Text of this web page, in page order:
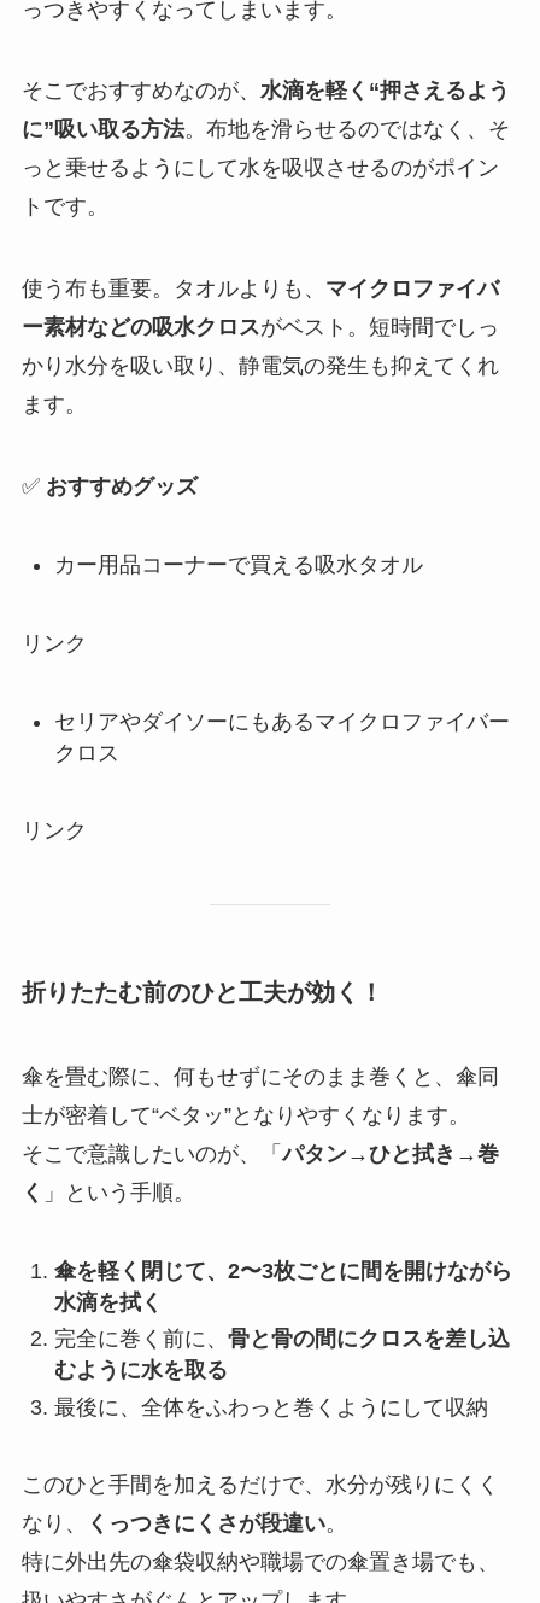
っつきやすくなってしまいます。
そこでおすすめなのが、 水滴を軽く“押さえるよう
に”吸い取る方法。布地を滑らせるのではなく、そ
っと乗せるようにして水を吸収させるのがポイン
トです。
使う布も重要。タオルよりも、 マイクロファイバ
ー素材などの吸水クロスがベスト。短時間でしっ
かり水分を吸い取り、静電気の発生も抑えてくれ
ます。
✅ おすすめグッズ
カー用品コーナーで買える吸水タオル
リンク
セリアやダイソーにもあるマイクロファイバー
クロス
リンク
折りたたむ前のひと工夫が効く！
傘を畳む際に、何もせずにそのまま巻くと、傘同
士が密着して“ベタッ”となりやすくなります。
そこで意識したいのが、「パタン→ひと拭き→巻
く 」という手順。
傘を軽く閉じて、2〜3枚ごとに間を開けながら
水滴を拭く
完全に巻く前に、 骨と骨の間にクロスを差し込
むように水を取る
最後に、全体をふわっと巻くようにして収納
このひと手間を加えるだけで、水分が残りにくく
なり、
くっつきにくさが段違い。
特に外出先の傘袋収納や職場での傘置き場でも、